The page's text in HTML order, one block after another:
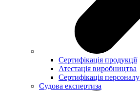
Сертифікація продукції
Атестація виробництва
Сертифікація персоналу
Судова експертиза